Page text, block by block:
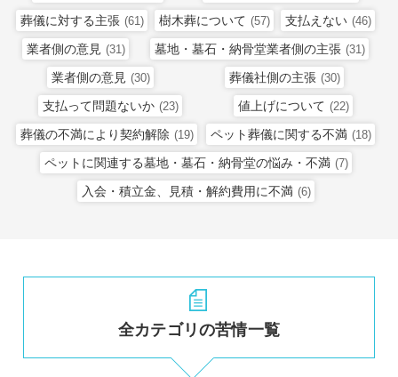
葬儀に対する主張 (61) 樹木葬について (57) 支払えない (46)
業者側の意見 (31) 墓地・墓石・納骨堂業者側の主張 (31)
業者側の意見 (30) 葬儀社側の主張 (30)
支払って問題ないか (23) 値上げについて (22)
葬儀の不満により契約解除 (19) ペット葬儀に関する不満 (18)
ペットに関連する墓地・墓石・納骨堂の悩み・不満 (7)
入会・積立金、見積・解約費用に不満 (6)
全カテゴリの苦情一覧